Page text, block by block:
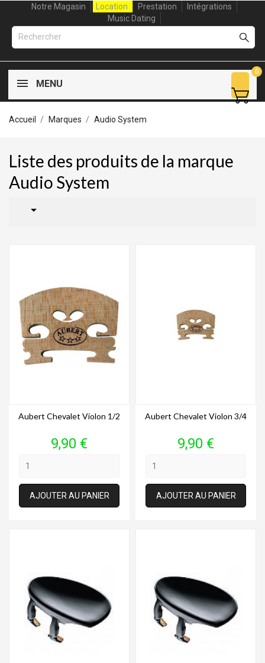
Notre Magasin Location Prestation
Intégrations
Music Dating
MENU
0
Accueil Marques Audio System
Liste des produits de la marque
Audio System

Aubert Chevalet Violon 1/2
Prix
9,90 €
AJOUTER AU PANIER
Aubert Chevalet Violon 3/4
Prix
9,90 €
AJOUTER AU PANIER